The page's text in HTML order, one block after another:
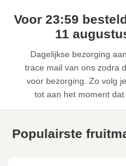
Voor 23:59
11
Dagelijkse bezorging
trace mail van ons zodra
voor bezorging. Zo volg
tot aan het moment
Populairste